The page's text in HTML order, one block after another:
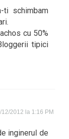
ti schimbam
cu 50%
tipici
12/2012 la 1:16 PM
inginerul de